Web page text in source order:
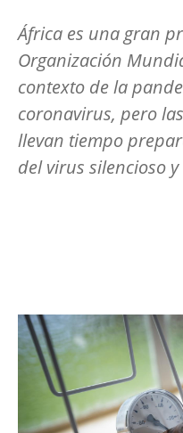
África es una gran
Organización
contexto de la
coronavirus, pero
llevan tiempo
del virus silencioso y
Image